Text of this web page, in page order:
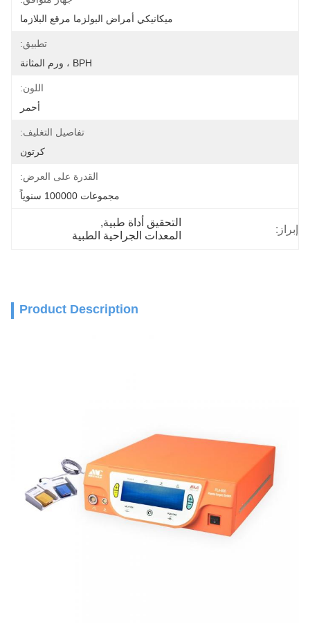
ميكانيكي أمراض البولزما مرقع البلازما
تطبيق:
BPH ، ورم المثانة
اللون:
أحمر
تفاصيل التغليف:
كرتون
القدرة على العرض:
مجموعات 100000 سنوياً
إبراز:
التحقيق أداة طبية,
المعدات الجراحية الطبية
Product Description